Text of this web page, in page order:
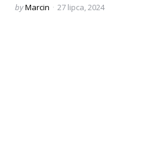
Posted
byMarcin 27 lipca, 2024